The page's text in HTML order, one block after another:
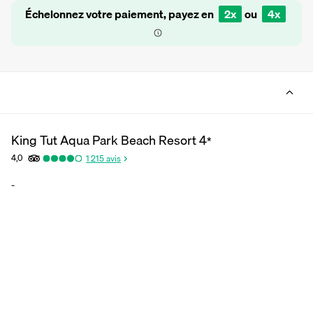
Échelonnez votre paiement, payez en 2x ou 4x
King Tut Aqua Park Beach Resort4*
4,0 1 215avis
-